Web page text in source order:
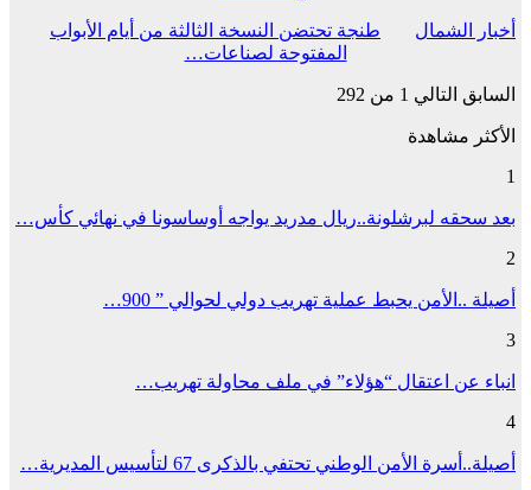
أخبار الشمال
طنجة تحتضن النسخة الثالثة من أيام الأبواب
المفتوحة لصناعات…
السابق التالي 1 من 292
الأكثر مشاهدة
1
بعد سحقه لبرشلونة..ريال مدريد يواجه أوساسونا في نهائي كأس…
2
أصيلة ..الأمن يحبط عملية تهريب دولي لحوالي ” 900…
3
انباء عن اعتقال “هؤلاء” في ملف محاولة تهريب…
4
أصيلة..أسرة الأمن الوطني تحتفي بالذكرى 67 لتأسيس المديرية…